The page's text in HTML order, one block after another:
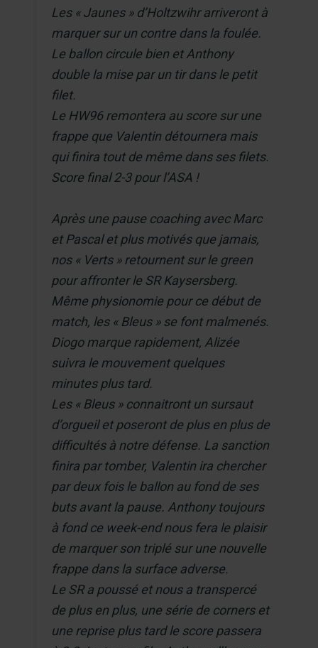
Les « Jaunes » d’Holtzwihr arriveront à
marquer sur un contre dans la foulée.
Le ballon circule bien et Anthony
double la mise par un tir dans le petit
filet.
Le HW96 remontera au score sur une
frappe que Valentin détournera mais
qui finira tout de même dans ses filets.
Score final 2-3 pour l’ASA !
Après une pause coaching avec Marc
et Pascal et plus motivés que jamais,
nos « Verts » retournent sur le green
pour affronter le SR Kaysersberg.
Même physionomie pour ce début de
match, les « Bleus » se font malmenés.
Diogo marque rapidement, Alizée
suivra le mouvement quelques
minutes plus tard.
Les « Bleus » connaitront un sursaut
d’orgueil et poseront de plus en plus de
difficultés à notre défense. La sanction
finira par tomber, Valentin ira chercher
par deux fois le ballon au fond de ses
buts avant la pause. Anthony toujours
à fond ce week-end nous fera le plaisir
de marquer son triplé sur une nouvelle
frappe dans la surface adverse.
Le SR a poussé et nous a transpercé
de plus en plus, une série de corners et
une reprise plus tard le score passera